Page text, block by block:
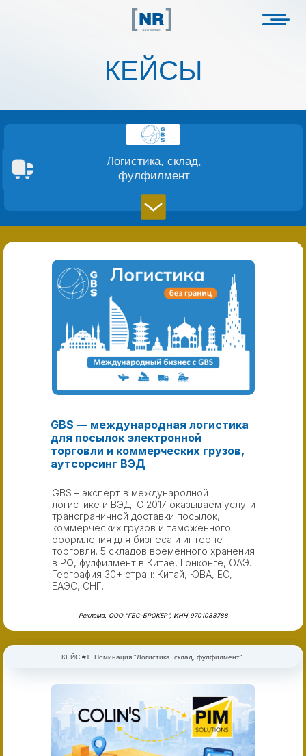
КЕЙСЫ
Логистика, склад,
фулфилмент
GBS — международная логистика
для посылок электронной
торговли и коммерческих грузов,
аутсорсинг ВЭД
GBS – эксперт в международной
логистике и ВЭД. С 2017 оказываем услуги
трансграничной доставки посылок,
коммерческих грузов и таможенного
оформления для бизнеса и интернет-
торговли. 5 складов временного хранения
в РФ, фулфилмент в Китае, Гонконге, ОАЭ.
География 30+ стран: Китай, ЮВА, ЕС,
ЕАЭС, СНГ.
Реклама. ООО "ГБС-БРОКЕР", ИНН 9701083788
КЕЙС #1. Номинация "Логистика, склад, фулфилмент"